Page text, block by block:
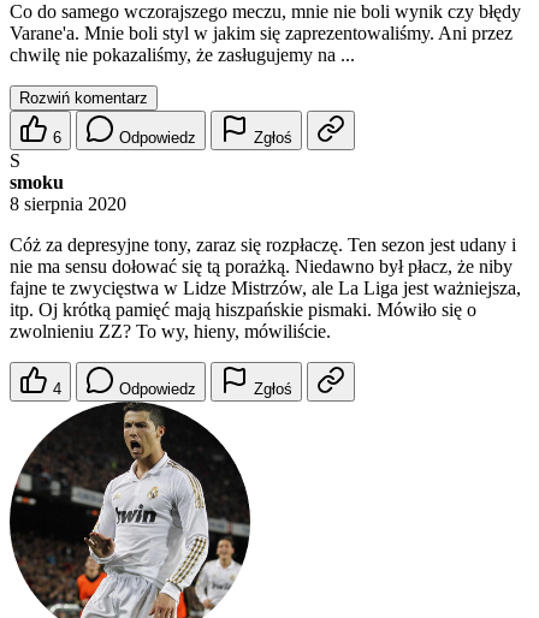
Co do samego wczorajszego meczu, mnie nie boli wynik czy błędy
Varane'a. Mnie boli styl w jakim się zaprezentowaliśmy. Ani przez
chwilę nie pokazaliśmy, że zasługujemy na ...
Rozwiń komentarz
6 Odpowiedz Zgłoś
S
smoku
8 sierpnia 2020
Cóż za depresyjne tony, zaraz się rozpłaczę. Ten sezon jest udany i
nie ma sensu dołować się tą porażką. Niedawno był płacz, że niby
fajne te zwycięstwa w Lidze Mistrzów, ale La Liga jest ważniejsza,
itp. Oj krótką pamięć mają hiszpańskie pismaki. Mówiło się o
zwolnieniu ZZ? To wy, hieny, mówiliście.
4 Odpowiedz Zgłoś